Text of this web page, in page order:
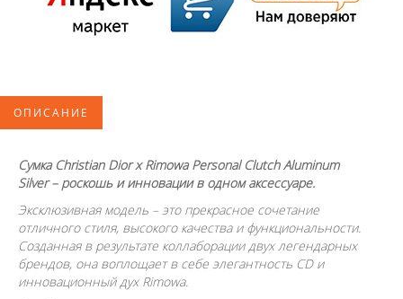
ОПИСАНИЕ
Сумка Christian Dior x Rimowa Personal Clutch Aluminum
Silver – роскошь и инновации в одном аксессуаре.
Эксклюзивная модель – это прекрасное сочетание
отличного стиля, высокого качества и функциональности.
Созданная в результате коллаборации двух легендарных
брендов, она воплощает в себе элегантность CD и
инновационный дух Rimowa.